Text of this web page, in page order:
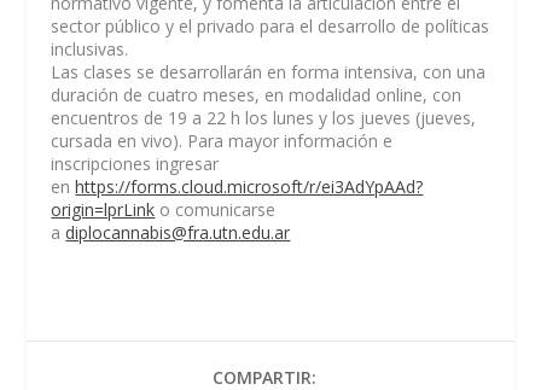
sector público y el privado para el desarrollo de políticas
inclusivas.
Las clases se desarrollarán en forma intensiva, con una
duración de cuatro meses, en modalidad online, con
encuentros de 19 a 22 h los lunes y los jueves (jueves,
cursada en vivo). Para mayor información e
inscripciones ingresar
enhttps://forms.cloud.microsoft/r/ei3AdYpAAd?
origin=lprLink o comunicarse
a diplocannabis@fra.utn.edu.ar
COMPARTIR: